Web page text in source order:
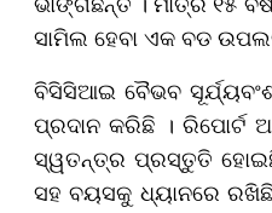
ସାମିଲ ହେବା ଏକ ବଡ
ବିସିସିଆଇ ବୈଭବ
ପ୍ରଦାନ କରିଛି । ରିପୋର୍ଟ
ସ୍ୱତନ୍ତ୍ର ପ୍ରସ୍ତୁତି
ସହ ବୟସକୁ ଧ୍ୟାନରେ